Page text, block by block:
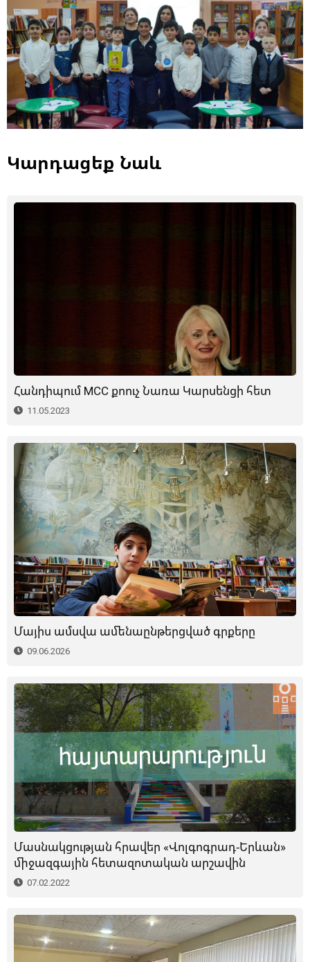
Կարդացեք Նաև
Հանդիպում MCC քոուչ Նառա Կարսենցի հետ
11.05.2023
Մայիս ամսվա ամենաընթերցված գրքերը
09.06.2026
Մասնակցության հրավեր «Վոլգոգրադ-Երևան»
միջազգային հետազոտական արշավին
07.02.2022